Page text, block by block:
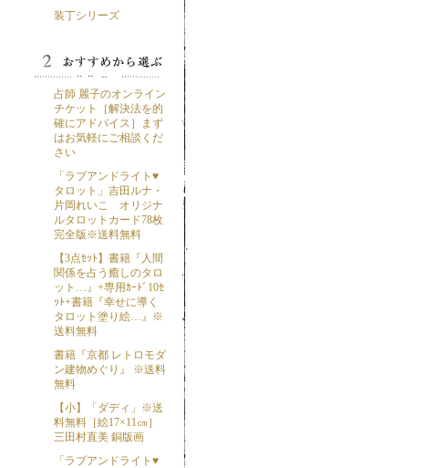
装丁シリーズ
占師 麗子のオンライン
チケット［解決法を的
確にアドバイス］まず
はお気軽にご相談くだ
さい
「ラブアンドライト♥
タロット」吉田ルナ・
片岡れいこ オリジナ
ルタロットカード78枚
完全版※送料無料
【3点ｾｯﾄ】書籍『人間
関係を占う癒しのタロ
ット…』+専用ｶｰﾄﾞ10ｾ
ｯﾄ+書籍『幸せに導く
タロット塗り絵…』※
送料無料
書籍『京都 レトロモダ
ン建物めぐり』 ※送料
無料
【小】「ダディ」※送
料無料［絵17×11㎝］
三田村直美 銅版画
「ラブアンドライト♥